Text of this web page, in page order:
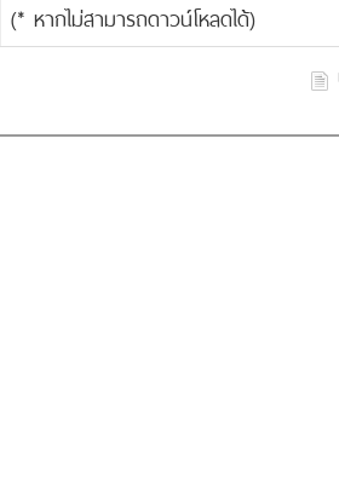
(* หากไม่สามารถดาวน์โหลดได้)